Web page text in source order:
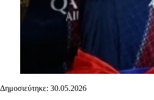
Δημοσιεύτηκε: 30.05.2026